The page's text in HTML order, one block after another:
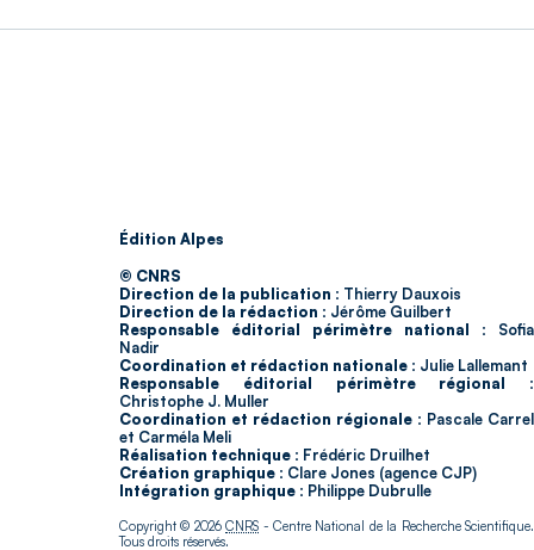
Édition Alpes
© CNRS
Direction de la publication : Thierry Dauxois
Direction de la rédaction : Jérôme Guilbert
Responsable éditorial périmètre national : Sofia
Nadir
Coordination et rédaction nationale : Julie Lallemant
Responsable éditorial périmètre régional :
Christophe J. Muller
Coordination et rédaction régionale : Pascale Carrel
et Carméla Meli
Réalisation technique : Frédéric Druilhet
Création graphique : Clare Jones (agence CJP)
Intégration graphique : Philippe Dubrulle
Copyright © 2026CNRS - Centre National de la Recherche Scientifique.
Tous droits réservés.